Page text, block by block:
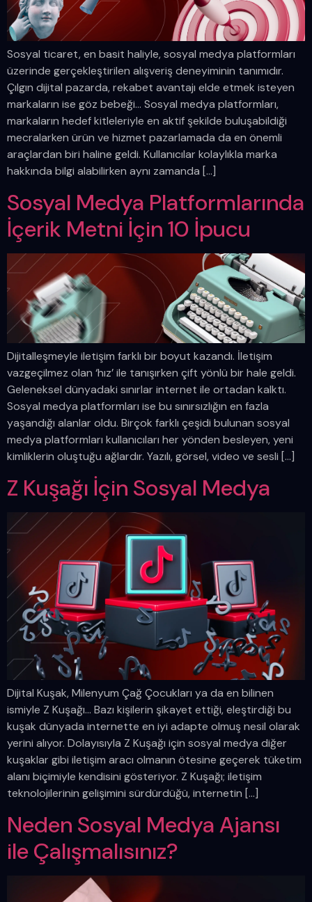
Sosyal ticaret, en basit haliyle, sosyal medya platformları
üzerinde gerçekleştirilen alışveriş deneyiminin tanımıdır.
Çılgın dijital pazarda, rekabet avantajı elde etmek isteyen
markaların ise göz bebeği… Sosyal medya platformları,
markaların hedef kitleleriyle en aktif şekilde buluşabildiği
mecralarken ürün ve hizmet pazarlamada da en önemli
araçlardan biri haline geldi. Kullanıcılar kolaylıkla marka
hakkında bilgi alabilirken aynı zamanda […]
Sosyal Medya Platformlarında
İçerik Metni İçin 10 İpucu
Dijitalleşmeyle iletişim farklı bir boyut kazandı. İletişim
vazgeçilmez olan ‘hız’ ile tanışırken çift yönlü bir hale geldi.
Geleneksel dünyadaki sınırlar internet ile ortadan kalktı.
Sosyal medya platformları ise bu sınırsızlığın en fazla
yaşandığı alanlar oldu. Birçok farklı çeşidi bulunan sosyal
medya platformları kullanıcıları her yönden besleyen, yeni
kimliklerin oluştuğu ağlardır. Yazılı, görsel, video ve sesli […]
Z Kuşağı İçin Sosyal Medya
Dijital Kuşak, Milenyum Çağ Çocukları ya da en bilinen
ismiyle Z Kuşağı… Bazı kişilerin şikayet ettiği, eleştirdiği bu
kuşak dünyada internette en iyi adapte olmuş nesil olarak
yerini alıyor. Dolayısıyla Z Kuşağı için sosyal medya diğer
kuşaklar gibi iletişim aracı olmanın ötesine geçerek tüketim
alanı biçimiyle kendisini gösteriyor. Z Kuşağı; iletişim
teknolojilerinin gelişimini sürdürdüğü, internetin […]
Neden Sosyal Medya Ajansı
ile Çalışmalısınız?